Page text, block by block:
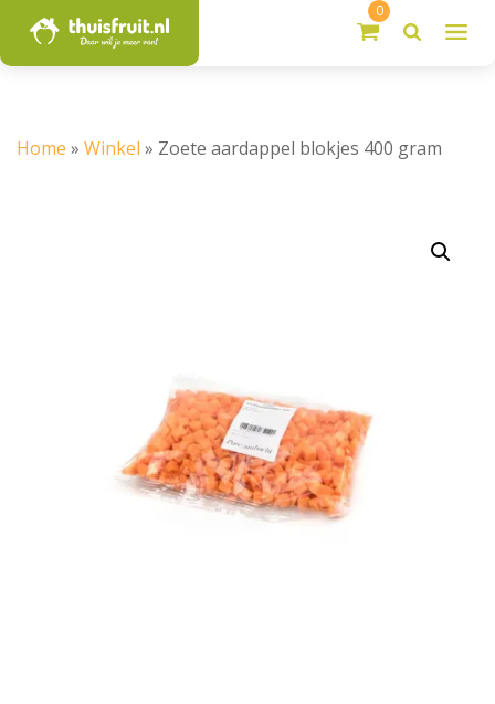
0
Home » Winkel » Zoete aardappel blokjes 400 gram